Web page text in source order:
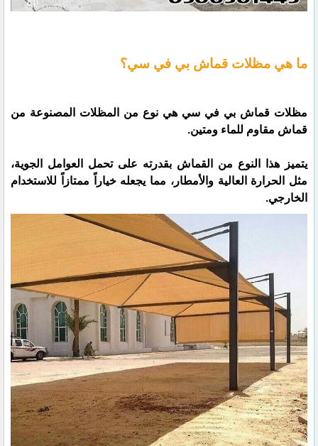
ما هي مظلات قماش بي في سي؟
مظلات قماش بي في سي هي نوع من المظلات المصنوعة من
قماش مقاوم للماء ومتين.
يتميز هذا النوع من القماش بقدرته على تحمل العوامل الجوية،
مثل الحرارة العالية والأمطار، مما يجعله خياراً ممتازاً للاستخدام
الخارجي.